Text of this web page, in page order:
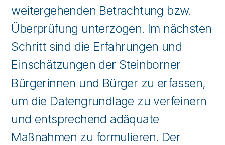
weitergehenden Betrachtung bzw.
Überprüfung unterzogen. Im nächsten
Schritt sind die Erfahrungen und
Einschätzungen der Steinborner
Bürgerinnen und Bürger zu erfassen,
um die Datengrundlage zu verfeinern
und entsprechend adäquate
Maßnahmen zu formulieren. Der